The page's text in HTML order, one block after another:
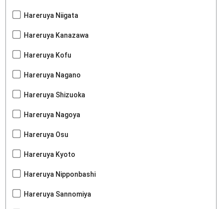
Hareruya Niigata
Hareruya Kanazawa
Hareruya Kofu
Hareruya Nagano
Hareruya Shizuoka
Hareruya Nagoya
Hareruya Osu
Hareruya Kyoto
Hareruya Nipponbashi
Hareruya Sannomiya